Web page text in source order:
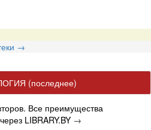
→
(последнее)
Все преимущества
LIBRARY.BY →